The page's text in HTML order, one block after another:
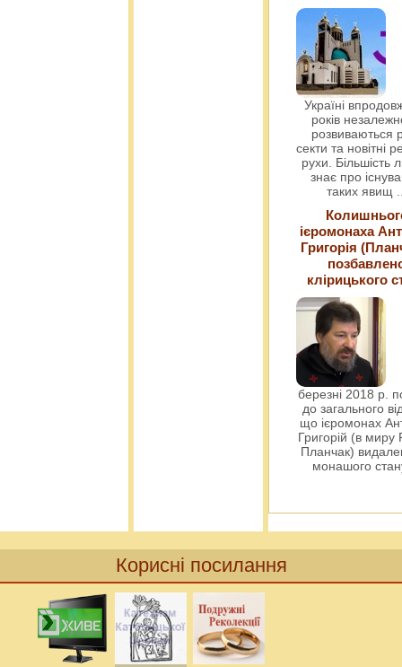
Україні
років
розвиваються
секти та новітні
рухи. Більшість
знає про
таких явищ
ієромонаха
Григорія
клірицького
березні 2018 р.
до загального
що ієромонах
Григорій (в миру
Планчак)
монашого
Корисні посилання